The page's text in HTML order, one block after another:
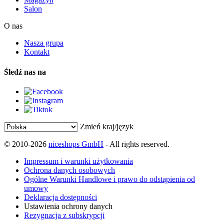
Salon
O nas
Nasza grupa
Kontakt
Śledź nas na
Zmień kraj/język
© 2010-2026 niceshops GmbH - All rights reserved.
Impressum i warunki użytkowania
Ochrona danych osobowych
Ogólne Warunki Handlowe i prawo do odstąpienia od
umowy
Deklaracja dostępności
Ustawienia ochrony danych
Rezygnacja z subskrypcji